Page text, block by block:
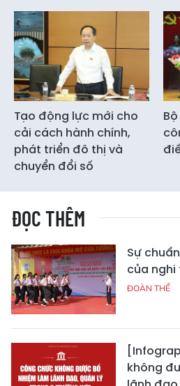
Tạo động lực mới cho
cải cách hành chính,
phát triển đô thị và
chuyển đổi số
ĐỌC THÊM
Sự
của
ĐOÀN THỂ
không